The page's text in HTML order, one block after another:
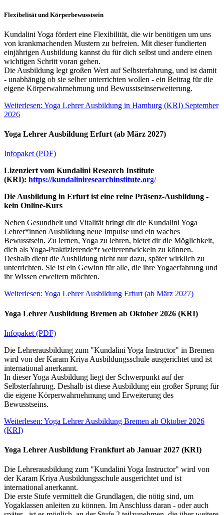
Flexibelität und Körperbewusstsein
Kundalini Yoga fördert eine Flexibilität, die wir benötigen um uns
von krankmachenden Mustern zu befreien. Mit dieser fundierten
einjährigen Ausbildung kannst du für dich selbst und andere einen
wichtigen Schritt voran gehen.
Die Ausbildung legt großen Wert auf Selbsterfahrung, und ist damit
- unabhängig ob sie selber unterrichten wollen - ein Beitrag für die
eigene Körperwahrnehmung und Bewusstseinserweiterung.
Weiterlesen: Yoga Lehrer Ausbildung in Hamburg (KRI) September
2026
Yoga Lehrer Ausbildung Erfurt (ab März 2027)
Infopaket (PDF)
Lizenziert vom Kundalini Research Institute
(KRI): https://kundaliniresearchinstitute.org/
Die Ausbildung in Erfurt ist eine reine Präsenz-Ausbildung -
kein Online-Kurs
Neben Gesundheit und Vitalität bringt dir die Kundalini Yoga
Lehrer*innen Ausbildung neue Impulse und ein waches
Bewusstsein. Zu lernen, Yoga zu lehren, bietet dir die Möglichkeit,
dich als Yoga-Praktizierende*r weiterentwickeln zu können.
Deshalb dient die Ausbildung nicht nur dazu, später wirklich zu
unterrichten. Sie ist ein Gewinn für alle, die ihre Yogaerfahrung und
ihr Wissen erweitern möchten.
Weiterlesen: Yoga Lehrer Ausbildung Erfurt (ab März 2027)
Yoga Lehrer Ausbildung Bremen ab Oktober 2026 (KRI)
Infopaket (PDF)
Die Lehrerausbildung zum "Kundalini Yoga Instructor" in Bremen
wird von der Karam Kriya Ausbildungsschule ausgerichtet und ist
international anerkannt.
In dieser Yoga Ausbildung liegt der Schwerpunkt auf der
Selbsterfahrung. Deshalb ist diese Ausbildung ein großer Sprung für
die eigene Körperwahrnehmung und Erweiterung des
Bewusstseins.
Weiterlesen: Yoga Lehrer Ausbildung Bremen ab Oktober 2026
(KRI)
Yoga Lehrer Ausbildung Frankfurt ab Januar 2027 (KRI)
Die Lehrerausbildung zum "Kundalini Yoga Instructor" wird von
der Karam Kriya Ausbildungsschule ausgerichtet und ist
international anerkannt.
Die erste Stufe vermittelt die Grundlagen, die nötig sind, um
Yogaklassen anleiten zu können. Im Anschluss daran - oder auch